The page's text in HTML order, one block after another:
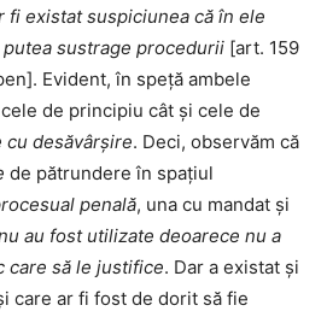
fi existat suspiciunea că în ele
sustrage procedurii [art. 159
Evident, în speță ambele
de principiu cât și cele de
cu desăvârșire. Deci, observăm că
de pătrundere în spațiul
penală, una cu mandat și
au fost utilizate deoarece nu a
care să le justifice. Dar a existat și
care ar fi fost de dorit să fie